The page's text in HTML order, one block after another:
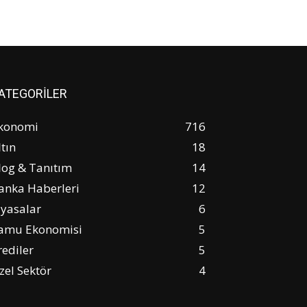
716
18
& Tanıtım
14
Haberleri
12
6
Ekonomisi
5
5
Sektör
4